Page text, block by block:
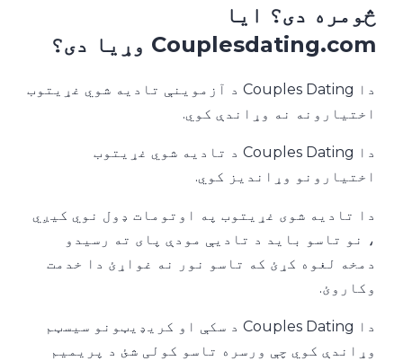
څومره دی؟ ایا
Couplesdating.com وړیا دی؟
دا Couples Dating د آزموینې تادیه شوي غړیتوب
اختیارونه نه وړاندې کوي.
دا Couples Dating د تادیه شوي غړیتوب
اختیارونو وړاندیز کوي.
دا تادیه شوی غړیتوب په اوتومات ډول نوي کیږي
، نو تاسو باید د تادیې مودې پای ته رسیدو
دمخه لغوه کړئ که تاسو نور نه غواړئ دا خدمت
وکاروئ.
دا Couples Dating د سکې او کریډیټونو سیسټم
وړاندې کوي چې ورسره تاسو کولی شئ د پریمیم